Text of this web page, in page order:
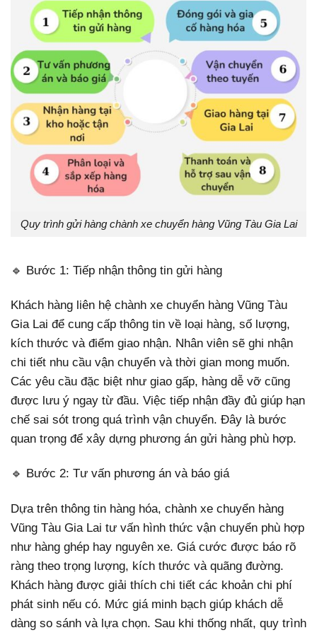
Quy trình gửi hàng chành xe chuyển hàng Vũng Tàu Gia Lai
🔹 Bước 1: Tiếp nhận thông tin gửi hàng
Khách hàng liên hệ chành xe chuyển hàng Vũng Tàu
Gia Lai để cung cấp thông tin về loại hàng, số lượng,
kích thước và điểm giao nhận. Nhân viên sẽ ghi nhận
chi tiết nhu cầu vận chuyển và thời gian mong muốn.
Các yêu cầu đặc biệt như giao gấp, hàng dễ vỡ cũng
được lưu ý ngay từ đầu. Việc tiếp nhận đầy đủ giúp hạn
chế sai sót trong quá trình vận chuyển. Đây là bước
quan trọng để xây dựng phương án gửi hàng phù hợp.
🔹 Bước 2: Tư vấn phương án và báo giá
Dựa trên thông tin hàng hóa, chành xe chuyển hàng
Vũng Tàu Gia Lai tư vấn hình thức vận chuyển phù hợp
như hàng ghép hay nguyên xe. Giá cước được báo rõ
ràng theo trọng lượng, kích thước và quãng đường.
Khách hàng được giải thích chi tiết các khoản chi phí
phát sinh nếu có. Mức giá minh bạch giúp khách dễ
dàng so sánh và lựa chọn. Sau khi thống nhất, quy trình